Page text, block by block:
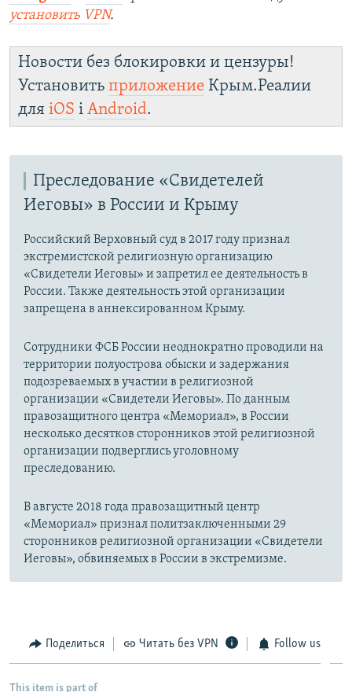
установить VPN.
Новости без блокировки и цензуры!
Установить приложение Крым.Реалии
для iOS і Android.
Преследование «Свидетелей
Иеговы» в России и Крыму
Российский Верховный суд в 2017 году признал
экстремистской религиозную организацию
«Свидетели Иеговы» и запретил ее деятельность в
России. Также деятельность этой организации
запрещена в аннексированном Крыму.
Сотрудники ФСБ России неоднократно проводили на
территории полуострова обыски и задержания
подозреваемых в участии в религиозной
организации «Свидетели Иеговы». По данным
правозащитного центра «Мемориал», в России
несколько десятков сторонников этой религиозной
организации подверглись уголовному
преследованию.
В августе 2018 года правозащитный центр
«Мемориал» признал политзаключенными 29
сторонников религиозной организации «Свидетели
Иеговы», обвиняемых в России в экстремизме.
Поделиться Читать без VPN Follow us
This item is part of